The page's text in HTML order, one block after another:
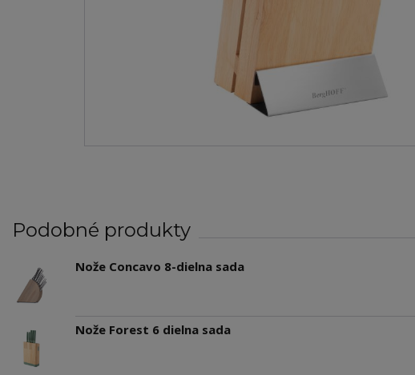
Podobné produkty
Nože Concavo 8-dielna sada
Nože Forest 6 dielna sada